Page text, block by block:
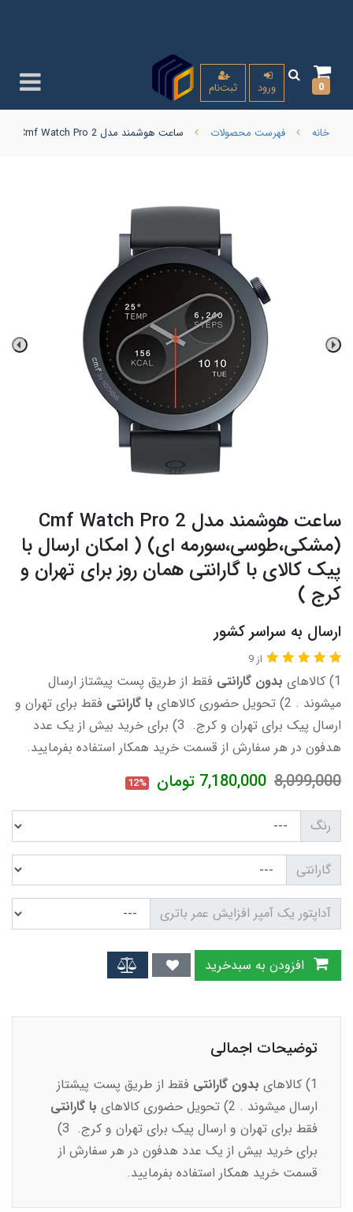
0 ورود ثبت‌نام
خانه فهرست محصولات ساعت هوشمند مدل Cmf Watch Pro 2 (مشکی،طوسی،سورمه ای) ( امکان ارسال با پیک کالای با گارانتی همان روز برای تهران و کرج )
ساعت هوشمند مدل Cmf Watch Pro 2
(مشکی،طوسی،سورمه ای) ( امکان ارسال با
پیک کالای با گارانتی همان روز برای تهران و
کرج )
ارسال به سراسر کشور
از 9
1) کالاهای بدون گارانتی فقط از طریق پست پیشتاز ارسال
میشوند . 2) تحویل حضوری کالاهای
با گارانتی فقط برای تهران و
ارسال پیک برای تهران و کرج. 3) برای خرید بیش از یک عدد
هدفون در هر سفارش از قسمت خرید همکار استفاده بفرمایید.
8,099,000
7,180,000 تومان 12%
رنگ
گارانتی
آداپتور یک آمپر افزایش عمر باتری
توضیحات اجمالی
1) کالاهای بدون گارانتی فقط از طریق پست پیشتاز
ارسال میشوند . 2) تحویل حضوری کالاهای
با گارانتی
فقط برای تهران و ارسال پیک برای تهران و کرج. 3)
برای خرید بیش از یک عدد هدفون در هر سفارش از
قسمت خرید همکار استفاده بفرمایید.